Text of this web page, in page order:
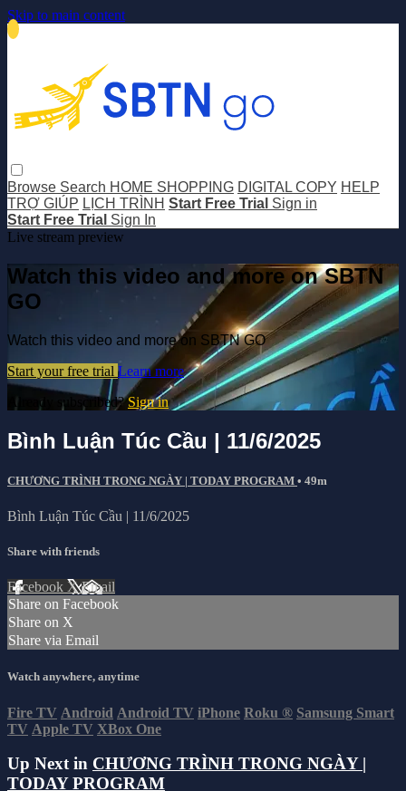
Skip to main content
Browse Search HOME SHOPPING DIGITAL COPY HELP
TRỢ GIÚP LỊCH TRÌNH Start Free Trial Sign in
Start Free Trial Sign In
Live stream preview
Watch this video and more on SBTN
GO
Watch this video and more on SBTN GO
Start your free trial Learn more
Already subscribed?Sign in
Bình Luận Túc Cầu | 11/6/2025
CHƯƠNG TRÌNH TRONG NGÀY | TODAY PROGRAM • 49m
Bình Luận Túc Cầu | 11/6/2025
Share with friends
Facebook XEmail
Share on Facebook
Share on X
Share via Email
Watch anywhere, anytime
Fire TV Android Android TV iPhone Roku ® Samsung Smart
TV Apple TV XBox One
Up Next in CHƯƠNG TRÌNH TRONG NGÀY |
TODAY PROGRAM